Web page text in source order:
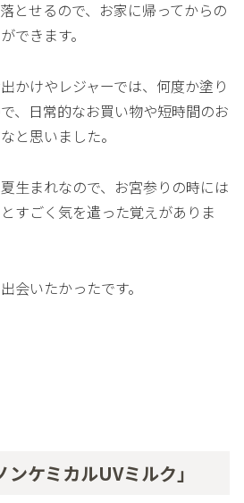
とせるので、お家に帰ってからの
できます。
かけやレジャーでは、何度か塗り
、日常的なお買い物や短時間のお
と思いました。
生まれなので、お宮参りの時には
すごく気を遣った覚えがありま
会いたかったです。
ケミカルUVミルク」